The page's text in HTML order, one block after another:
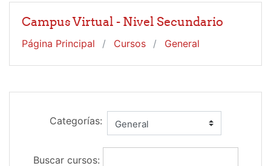
Campus Virtual - Nivel Secundario
Página Principal Cursos General
Categorías:
Buscar cursos: